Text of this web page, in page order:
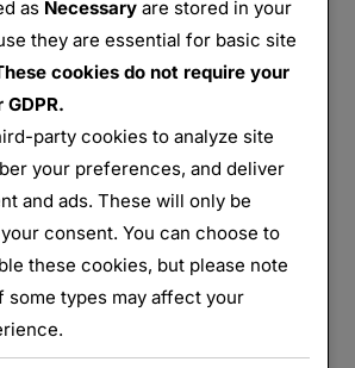
Saint-Quentin
Champs de
as Necessary are stored in your
they are essential for basic site
cookies do not require your
party cookies to analyze site
your preferences, and deliver
and ads. These will only be
consent. You can choose to
these cookies, but please note
some types may affect your